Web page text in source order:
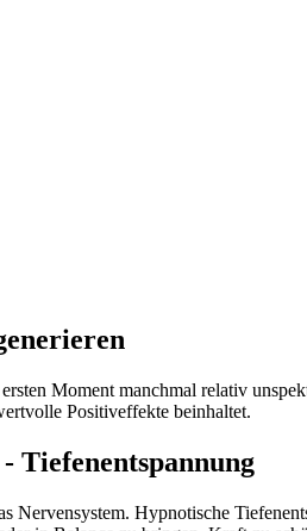
Moment manchmal relativ
Positiveffekte beinhaltet.
Tiefenentspannung
Nervensystem. Hypnotische